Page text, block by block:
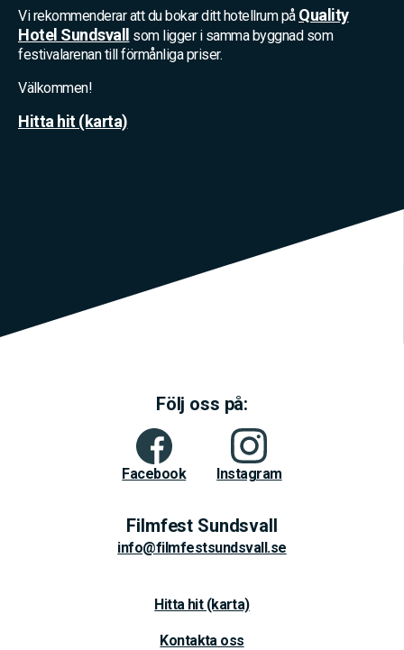
Vi rekommenderar att du bokar ditt hotellrum på Quality
Hotel Sundsvall
som ligger i samma byggnad som
festivalarenan till förmånliga priser.
Välkommen!
Hitta hit (karta)
Filmfest Sundsvall
info@filmfestsundsvall.se
Hitta hit (karta)
Kontakta oss
Följ oss på:
Facebook Instagram